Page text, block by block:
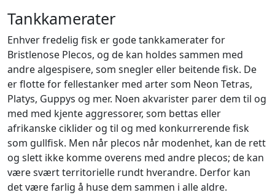
Tankkamerater
Enhver fredelig fisk er gode tankkamerater for
Bristlenose Plecos, og de kan holdes sammen med
andre algespisere, som snegler eller beitende fisk. De
er flotte for fellestanker med arter som Neon Tetras,
Platys, Guppys og mer. Noen akvarister parer dem til og
med med kjente aggressorer, som bettas eller
afrikanske ciklider og til og med konkurrerende fisk
som gullfisk. Men når plecos når modenhet, kan de rett
og slett ikke komme overens med andre plecos; de kan
være svært territorielle rundt hverandre. Derfor kan
det være farlig å huse dem sammen i alle aldre.